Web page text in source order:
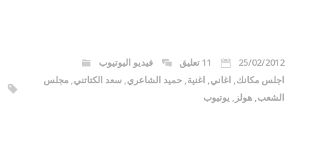
25/02/2012 11 تعليق
فيديو اليوتيوب
اجلس مكانك, اغاني, اغنية,حميد الشاعري,سعد الكتاتني,مجلس
الشعب,هولز , يوتيوب